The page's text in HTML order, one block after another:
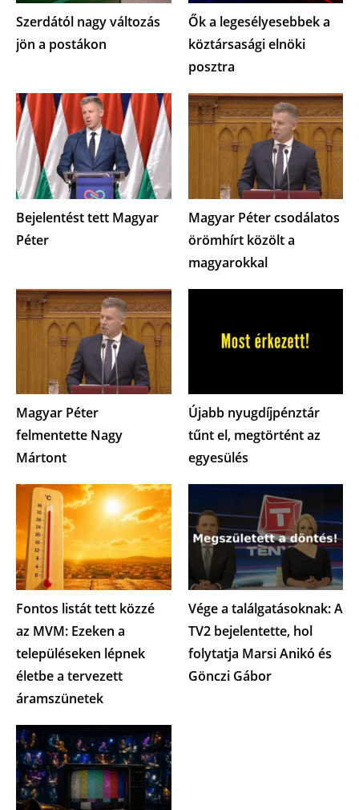
Szerdától nagy változás
jön a postákon
Ők a legesélyesebbek a
köztársasági elnöki
posztra
Bejelentést tett Magyar
Péter
Magyar Péter csodálatos
örömhírt közölt a
magyarokkal
Magyar Péter
felmentette Nagy
Mártont
Újabb nyugdíjpénztár
tűnt el, megtörtént az
egyesülés
Fontos listát tett közzé
az MVM: Ezeken a
településeken lépnek
életbe a tervezett
áramszünetek
Vége a találgatásoknak: A
TV2 bejelentette, hol
folytatja Marsi Anikó és
Gönczi Gábor